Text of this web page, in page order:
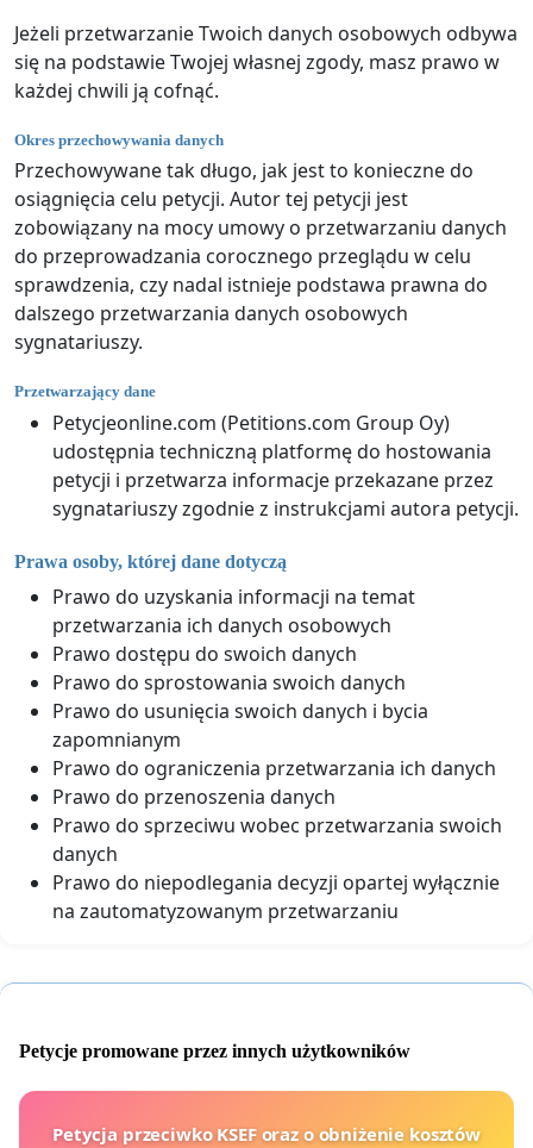
Jeżeli przetwarzanie Twoich danych osobowych odbywa
się na podstawie Twojej własnej zgody, masz prawo w
każdej chwili ją cofnąć.
Okres przechowywania danych
Przechowywane tak długo, jak jest to konieczne do
osiągnięcia celu petycji. Autor tej petycji jest
zobowiązany na mocy umowy o przetwarzaniu danych
do przeprowadzania corocznego przeglądu w celu
sprawdzenia, czy nadal istnieje podstawa prawna do
dalszego przetwarzania danych osobowych
sygnatariuszy.
Przetwarzający dane
Petycjeonline.com (Petitions.com Group Oy)
udostępnia techniczną platformę do hostowania
petycji i przetwarza informacje przekazane przez
sygnatariuszy zgodnie z instrukcjami autora petycji.
Prawa osoby, której dane dotyczą
Prawo do uzyskania informacji na temat
przetwarzania ich danych osobowych
Prawo dostępu do swoich danych
Prawo do sprostowania swoich danych
Prawo do usunięcia swoich danych i bycia
zapomnianym
Prawo do ograniczenia przetwarzania ich danych
Prawo do przenoszenia danych
Prawo do sprzeciwu wobec przetwarzania swoich
danych
Prawo do niepodlegania decyzji opartej wyłącznie
na zautomatyzowanym przetwarzaniu
Petycje promowane przez innych użytkowników
Petycja przeciwko KSEF oraz o obniżenie kosztów